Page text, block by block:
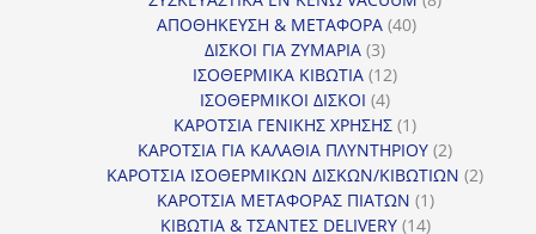
ΑΠΟΘΗΚΕΥΣΗ & ΜΕΤΑΦΟΡΑ 4040
ΔΙΣΚΟΙ ΓΙΑ ΖΥΜΑΡΙΑ 33
προϊόντα
ΙΣΟΘΕΡΜΙΚΑ ΚΙΒΩΤΙΑ 1212
ΙΣΟΘΕΡΜΙΚΟΙ ΔΙΣΚΟΙ 44
προϊόντα
ΚΑΡΟΤΣΙΑ ΓΕΝΙΚΗΣ ΧΡΗΣΗΣ 11
προϊόν
ΚΑΡΟΤΣΙΑ ΓΙΑ ΚΑΛΑΘΙΑ ΠΛΥΝΤΗΡΙΟΥ 22
προϊόντα
ΚΑΡΟΤΣΙΑ ΙΣΟΘΕΡΜΙΚΩΝ ΔΙΣΚΩΝ/ΚΙΒΩΤΙΩΝ 22
ΚΑΡΟΤΣΙΑ ΜΕΤΑΦΟΡΑΣ ΠΙΑΤΩΝ 11
προϊόν
ΚΙΒΩΤΙΑ & ΤΣΑΝΤΕΣ DELIVERY 1414